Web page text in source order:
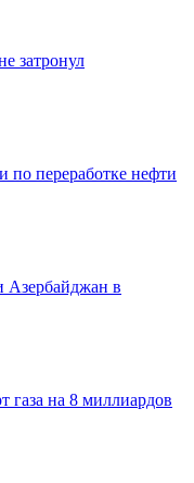
затронул
по переработке нефти
Азербайджан в
газа на 8 миллиардов